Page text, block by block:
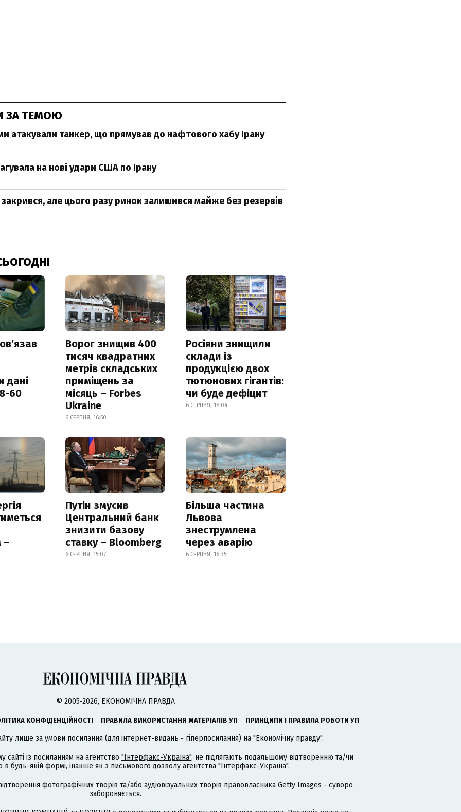
ЗА ТЕМОЮ
атакували танкер, що прямував до нафтового хабу Ірану
на нові удари США по Ірану
але цього разу ринок залишився майже без резервів
дані
60
Ворог знищив 400
тисяч квадратних
метрів складських
приміщень за
місяць – Forbes
Ukraine
6 СЕРПНЯ, 16:50
Росіяни знищили
склади із
продукцією двох
тютюнових гігантів:
чи буде дефіцит
6 СЕРПНЯ, 18:04
–
Путін змусив
Центральний банк
знизити базову
ставку – Bloomberg
6 СЕРПНЯ, 15:07
Більша частина
Львова
знеструмлена
через аварію
6 СЕРПНЯ, 16:35
© 2005-2026, ЕКОНОМІЧНА ПРАВДА
КОНФІДЕНЦІЙНОСТІ ПРАВИЛА ВИКОРИСТАННЯ МАТЕРІАЛІВ УП ПРИНЦИПИ І ПРАВИЛА РОБОТИ УП
лише за умови посилання (для інтернет-видань - гіперпосилання) на "Економічну правду".
сайті із посиланням на агентство "Інтерфакс-Україна", не підлягають подальшому відтворенню та/чи
будь-якій формі, інакше як з письмового дозволу агентства "Інтерфакс-Україна".
фотографічних творів та/або аудіовізуальних творів правовласника Getty Images - суворо
забороняється.